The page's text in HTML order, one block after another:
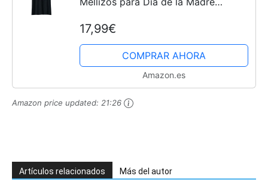
17,99€
COMPRAR AHORA
Amazon.es
Amazon price updated: 21:26
Artículos relacionados Más del autor